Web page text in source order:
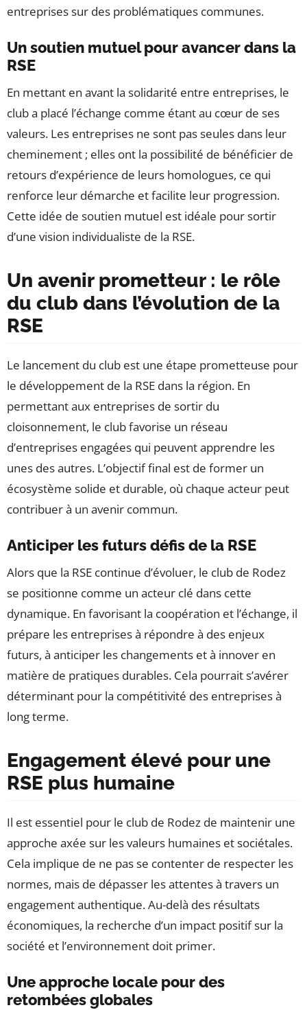
entreprises sur des problématiques communes.
Un soutien mutuel pour avancer dans la
RSE
En mettant en avant la solidarité entre entreprises, le
club a placé l’échange comme étant au cœur de ses
valeurs. Les entreprises ne sont pas seules dans leur
cheminement ; elles ont la possibilité de bénéficier de
retours d’expérience de leurs homologues, ce qui
renforce leur démarche et facilite leur progression.
Cette idée de soutien mutuel est idéale pour sortir
d’une vision individualiste de la RSE.
Un avenir prometteur : le rôle
du club dans l’évolution de la
RSE
Le lancement du club est une étape prometteuse pour
le développement de la RSE dans la région. En
permettant aux entreprises de sortir du
cloisonnement, le club favorise un réseau
d’entreprises engagées qui peuvent apprendre les
unes des autres. L’objectif final est de former un
écosystème solide et durable, où chaque acteur peut
contribuer à un avenir commun.
Anticiper les futurs défis de la RSE
Alors que la RSE continue d’évoluer, le club de Rodez
se positionne comme un acteur clé dans cette
dynamique. En favorisant la coopération et l’échange, il
prépare les entreprises à répondre à des enjeux
futurs, à anticiper les changements et à innover en
matière de pratiques durables. Cela pourrait s’avérer
déterminant pour la compétitivité des entreprises à
long terme.
Engagement élevé pour une
RSE plus humaine
Il est essentiel pour le club de Rodez de maintenir une
approche axée sur les valeurs humaines et sociétales.
Cela implique de ne pas se contenter de respecter les
normes, mais de dépasser les attentes à travers un
engagement authentique. Au-delà des résultats
économiques, la recherche d’un impact positif sur la
société et l’environnement doit primer.
Une approche locale pour des
retombées globales